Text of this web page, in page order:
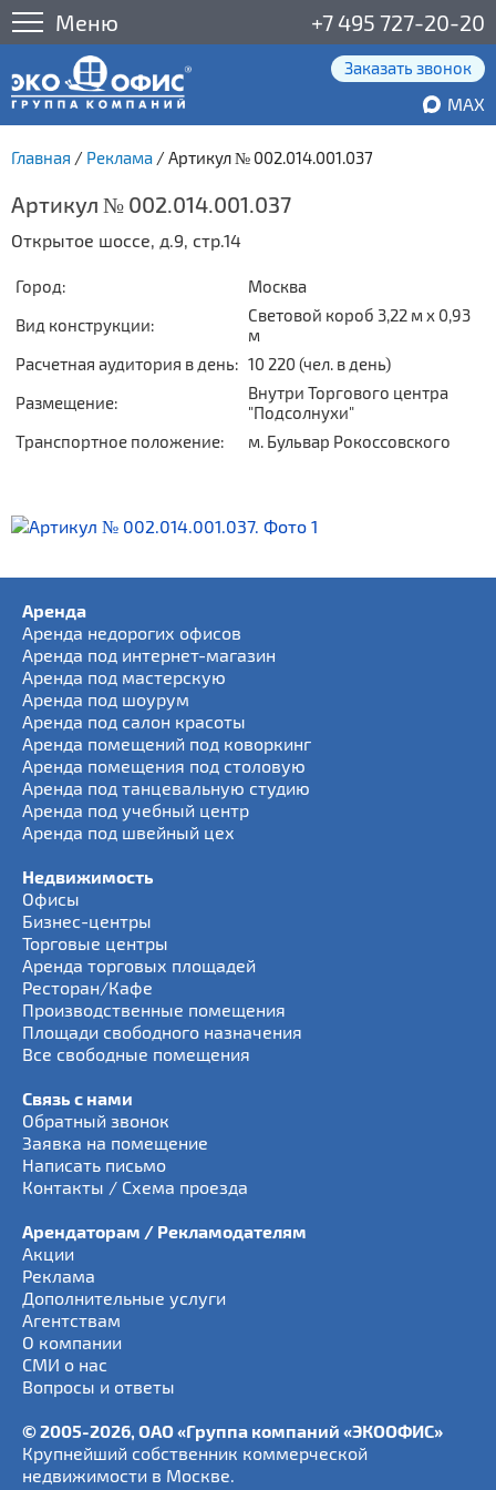
Меню +7 495 727-20-20
Заказать звонок
MAX
Главная / Реклама /Артикул № 002.014.001.037
Артикул № 002.014.001.037
Открытое шоссе, д.9, стр.14
Город:
Москва
Вид конструкции:
Световой короб 3,22 м x 0,93
м
Расчетная аудитория в день: 10 220 (чел. в день)
Размещение:
Внутри Торгового центра
"Подсолнухи"
Транспортное положение:
м. Бульвар Рокоссовского
Аренда
Аренда недорогих офисов
Аренда под интернет-магазин
Аренда под мастерскую
Аренда под шоурум
Аренда под салон красоты
Аренда помещений под коворкинг
Аренда помещения под столовую
Аренда под танцевальную студию
Аренда под учебный центр
Аренда под швейный цех
Недвижимость
Офисы
Бизнес-центры
Торговые центры
Аренда торговых площадей
Ресторан/Кафе
Производственные помещения
Площади свободного назначения
Все свободные помещения
Связь с нами
Обратный звонок
Заявка на помещение
Написать письмо
Контакты / Схема проезда
Арендаторам / Рекламодателям
Акции
Реклама
Дополнительные услуги
Агентствам
О компании
СМИ о нас
Вопросы и ответы
© 2005-2026, ОАО «Группа компаний «ЭКООФИС»
Крупнейший собственник коммерческой
недвижимости в Москве.